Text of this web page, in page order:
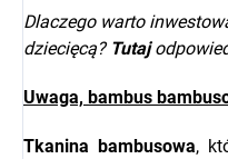
Dlaczego warto
dziecięcą? Tutaj
Uwaga, bambus
Tkanina bambusowa,